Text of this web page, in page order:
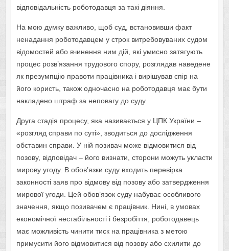
відповідальність роботодавця за такі діяння.
На мою думку важливо, щоб суд, встановивши факт
ненадання роботодавцем у строк витребовуваних судом
відомостей або вчинення ним дій, які умисно затягують
процес розв’язання трудового спору, розглядав наведене
як презумпцію правоти працівника і вирішував спір на
його користь, також одночасно на роботодавця має бути
накладено штраф за неповагу до суду.
Друга стадія процесу, яка називається у ЦПК України –
«розгляд справи по суті», зводиться до дослідження
обставин справи. У ній позивач може відмовитися від
позову, відповідач – його визнати, сторони можуть укласти
мирову угоду. В обов’язки суду входить перевірка
законності заяв про відмову від позову або затвердження
мирової угоди. Цей обов’язок суду набуває особливого
значення, якщо позивачем є працівник. Нині, в умовах
економічної нестабільності і безробіття, роботодавець
має можливість чинити тиск на працівника з метою
примусити його відмовитися від позову або схилити до